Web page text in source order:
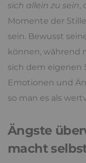
sich allein zu sein,
Momente der
sein. Bewusst
können, während
sich dem eigenen
Emotionen und
so man es als
Ängste
macht